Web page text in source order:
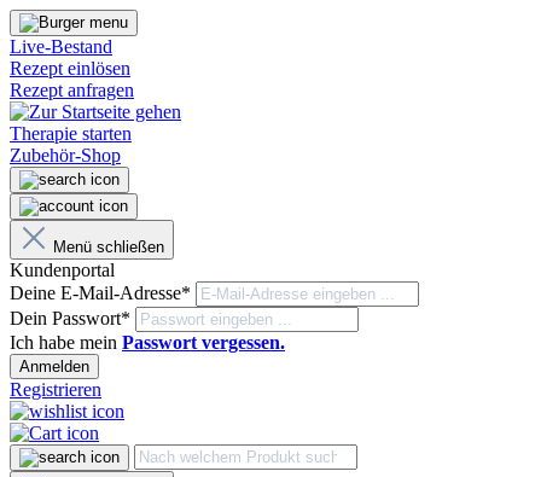
Live-Bestand
Rezept einlösen
Rezept anfragen
Therapie starten
Zubehör-Shop
Menü schließen
Kundenportal
Deine E-Mail-Adresse*
Dein Passwort*
Ich habe mein Passwort vergessen.
Anmelden
Registrieren